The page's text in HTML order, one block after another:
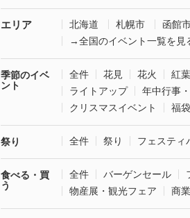
エリア 北海道 札幌市
函館
→全国のイベント一覧を見
季節のイベ
ント
全件 花見 花火
紅葉
ライトアップ
年中行事
クリスマスイベント
福
祭り 全件 祭り フェスティ
食べる・買
う
全件 バーゲンセール
物産展・観光フェア
商